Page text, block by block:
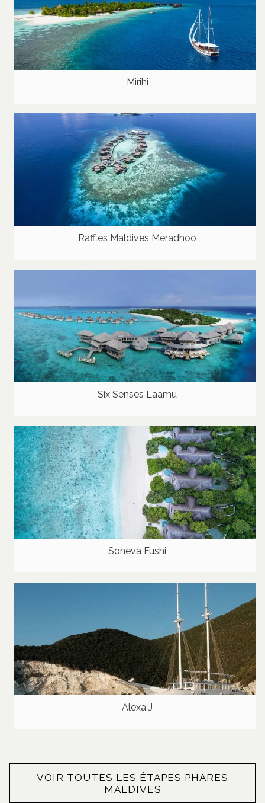
Mirihi
Raffles Maldives Meradhoo
Six Senses Laamu
Soneva Fushi
Alexa J
VOIR TOUTES LES ÉTAPES PHARES
MALDIVES